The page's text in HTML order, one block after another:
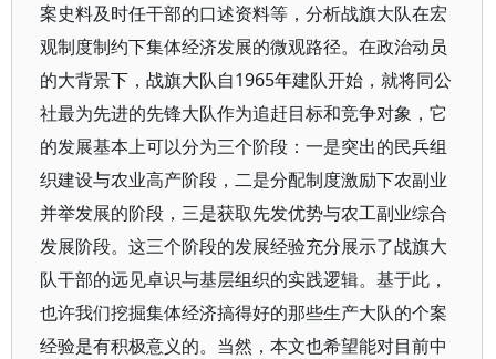
案史料及时任干部的口述资料等，分析战旗大队在宏
观制度制约下集体经济发展的微观路径。在政治动员
的大背景下，战旗大队自1965年建队开始，就将同公
社最为先进的先锋大队作为追赶目标和竞争对象，它
的发展基本上可以分为三个阶段：一是突出的民兵组
织建设与农业高产阶段，二是分配制度激励下农副业
并举发展的阶段，三是获取先发优势与农工副业综合
发展阶段。这三个阶段的发展经验充分展示了战旗大
队干部的远见卓识与基层组织的实践逻辑。基于此，
也许我们挖掘集体经济搞得好的那些生产大队的个案
经验是有积极意义的。当然，本文也希望能对目前中